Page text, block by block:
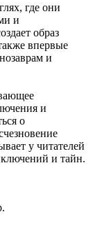
где они
и
образ
впервые
и
и
о
у читателей
и тайн.